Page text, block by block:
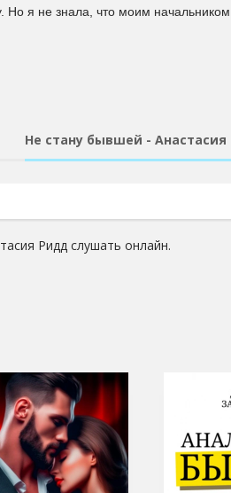
я не знала, что моим
Не стану бывшей -
Ридд слушать онлайн.